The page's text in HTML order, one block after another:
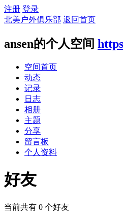
注册 登录
北美户外俱乐部 返回首页
ansen的个人空间
空间首页
动态
记录
日志
相册
主题
分享
留言板
个人资料
好友
当前共有 0 个好友